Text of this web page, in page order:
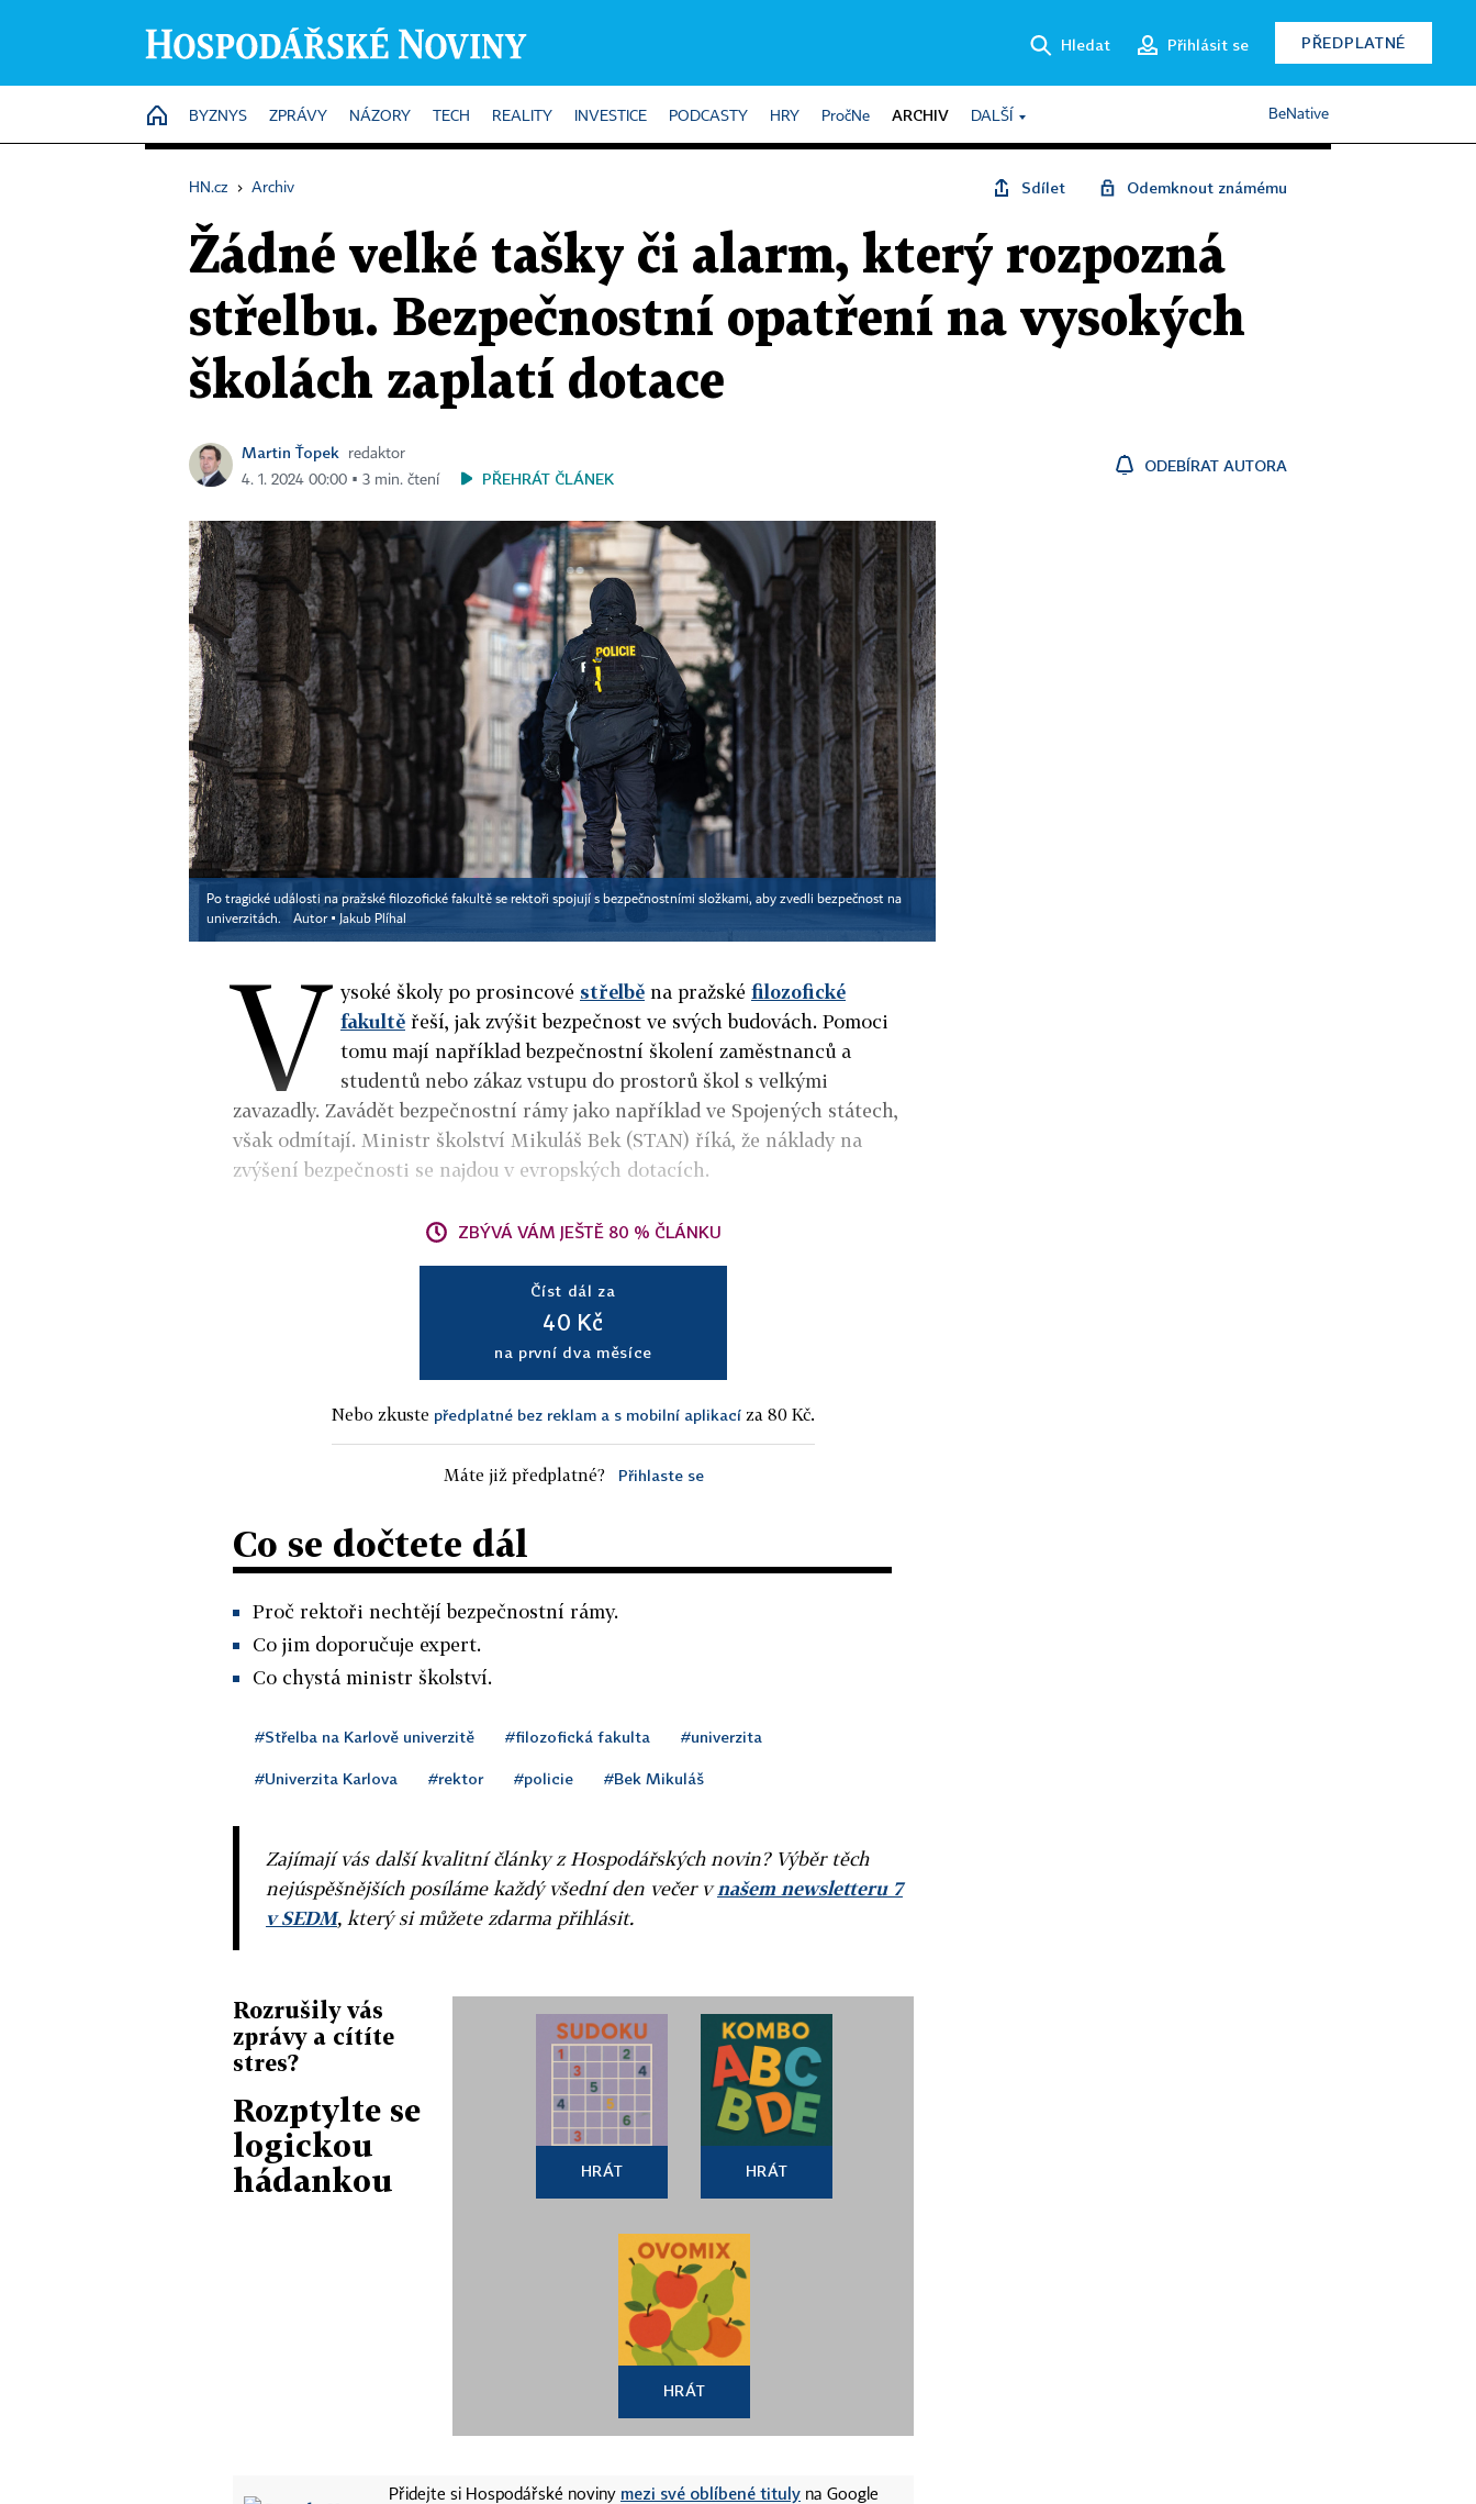
Hledat Přihlásit se PŘEDPLATNÉ
HOME
BYZNYS ZPRÁVY NÁZORY TECH REALITY INVESTICE PODCASTY HRY PročNe ARCHIV DALŠÍ BeNative
HN.cz › Archiv Sdílet Odemknout známému
Žádné velké tašky či alarm, který rozpozná
střelbu. Bezpečnostní opatření na vysokých
školách zaplatí dotace
Martin Ťopek
redaktor
4. 1. 2024 00:00 ▪ 3 min. čtení
PŘEHRÁT ČLÁNEK
ODEBÍRAT AUTORA
Po tragické události na pražské filozofické fakultě se rektoři spojují s bezpečnostními složkami, aby zvedli bezpečnost na
univerzitách.
Autor ▪ Jakub Plíhal
V ysoké školy po prosincové střelbě na pražské filozofické
fakultě řeší, jak zvýšit bezpečnost ve svých budovách. Pomoci
tomu mají například bezpečnostní školení zaměstnanců a
studentů nebo zákaz vstupu do prostorů škol s velkými
zavazadly. Zavádět bezpečnostní rámy jako například ve Spojených státech,
však odmítají. Ministr školství Mikuláš Bek (STAN) říká, že náklady na
zvýšení bezpečnosti se najdou v evropských dotacích.
ZBÝVÁ VÁM JEŠTĚ 80 % ČLÁNKU
Číst dál za
40 Kč
na první dva měsíce
Nebo zkuste předplatné bez reklam a s mobilní aplikací za 80 Kč.
Máte již předplatné? Přihlaste se
Co se dočtete dál
Proč rektoři nechtějí bezpečnostní rámy.
Co jim doporučuje expert.
Co chystá ministr školství.
#Střelba na Karlově univerzitě #filozofická fakulta #univerzita
#Univerzita Karlova #rektor #policie #Bek Mikuláš
Zajímají vás další kvalitní články z Hospodářských novin? Výběr těch
nejúspěšnějších posíláme každý všední den večer vnašem newsletteru 7
v SEDM, který si můžete zdarma přihlásit.
Rozrušily vás
zprávy a cítíte
stres?
Rozptylte se
logickou
hádankou
HRÁT HRÁT
HRÁT
Přidejte si Hospodářské noviny mezi své oblíbené tituly na Google